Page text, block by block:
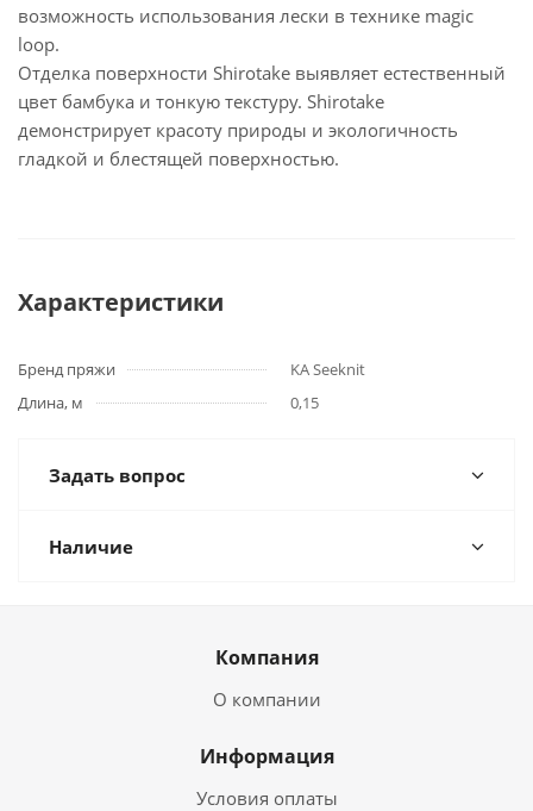
возможность использования лески в технике magic
loop.
Отделка поверхности Shirotake выявляет естественный
цвет бамбука и тонкую текстуру. Shirotake
демонстрирует красоту природы и экологичность
гладкой и блестящей поверхностью.
Характеристики
Бренд пряжи
KA Seeknit
Длина, м
0,15
Задать вопрос
Наличие
Компания
О компании
Информация
Условия оплаты